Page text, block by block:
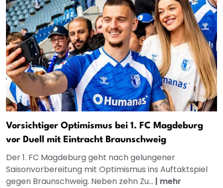
Vorsichtiger Optimismus bei 1. FC Magdeburg
vor Duell mit Eintracht Braunschweig
Der 1. FC Magdeburg geht nach gelungener
Saisonvorbereitung mit Optimismus ins Auftaktspiel
gegen Braunschweig. Neben zehn Zu... | mehr